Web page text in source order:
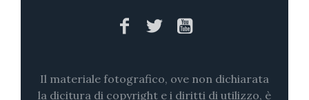
Il materiale fotografico, ove non dichiarata
la dicitura di copyright e i diritti di utilizzo, è